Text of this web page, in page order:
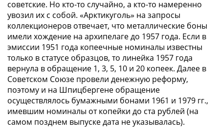
1937
1938
1947
(1957)
1961
(по
Засько)
1961
1991
Гражданская
война
советские. Но кто-то случайно, а кто-то намеренно
увозил их с собой. «Арктикуголь» на запросы
коллекционеров отвечает, что металлические боны
имели хождение на архипелаге до 1957 года. Если в
эмиссии 1951 года копеечные номиналы известны
только в статусе образцов, то линейка 1957 года
вернула в обращение 1, 3, 5, 10 и 20 копеек. Далее в
Советском Союзе провели денежную реформу,
поэтому и на Шпицбергене обращение
осуществлялось бумажными бонами 1961 и 1979 гг.,
имевшим номиналы от копейки до ста рублей (на
самом позднем выпуске дата не указывалась).